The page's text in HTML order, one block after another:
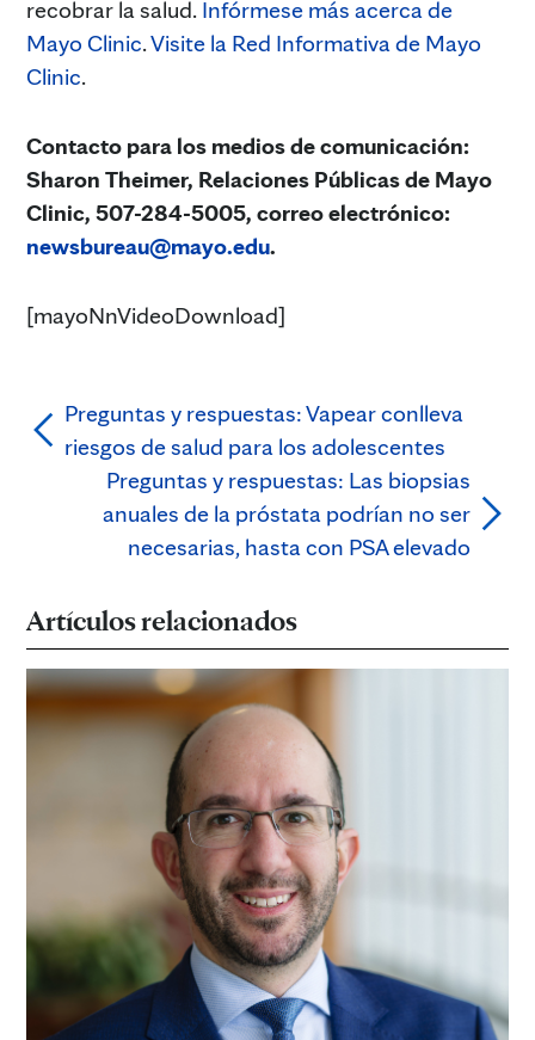
recobrar la salud. Infórmese más acerca de
Mayo Clinic.Visite la Red Informativa de Mayo
Clinic.
Contacto para los medios de comunicación:
Sharon Theimer, Relaciones Públicas de Mayo
Clinic, 507-284-5005, correo electrónico:
newsbureau@mayo.edu.
[mayoNnVideoDownload]
Preguntas y respuestas: Vapear conlleva
riesgos de salud para los adolescentes
Preguntas y respuestas: Las biopsias
anuales de la próstata podrían no ser
necesarias, hasta con PSA elevado
Artículos relacionados